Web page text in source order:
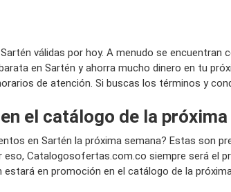
válidas por hoy. A menudo se
en Sartén y ahorra mucho dinero en tu
de atención. Si buscas los términos y
el catálogo de la próxima
en Sartén la próxima semana? Estas son
Catalogosofertas.com.co siempre será el
en promoción en el catálogo de la